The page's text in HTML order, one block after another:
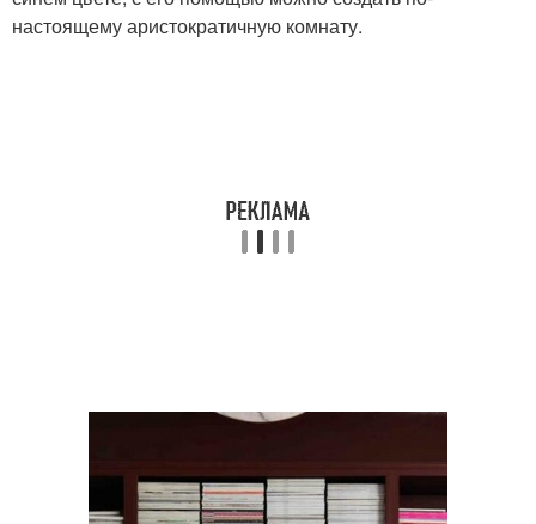
настоящему аристократичную комнату.